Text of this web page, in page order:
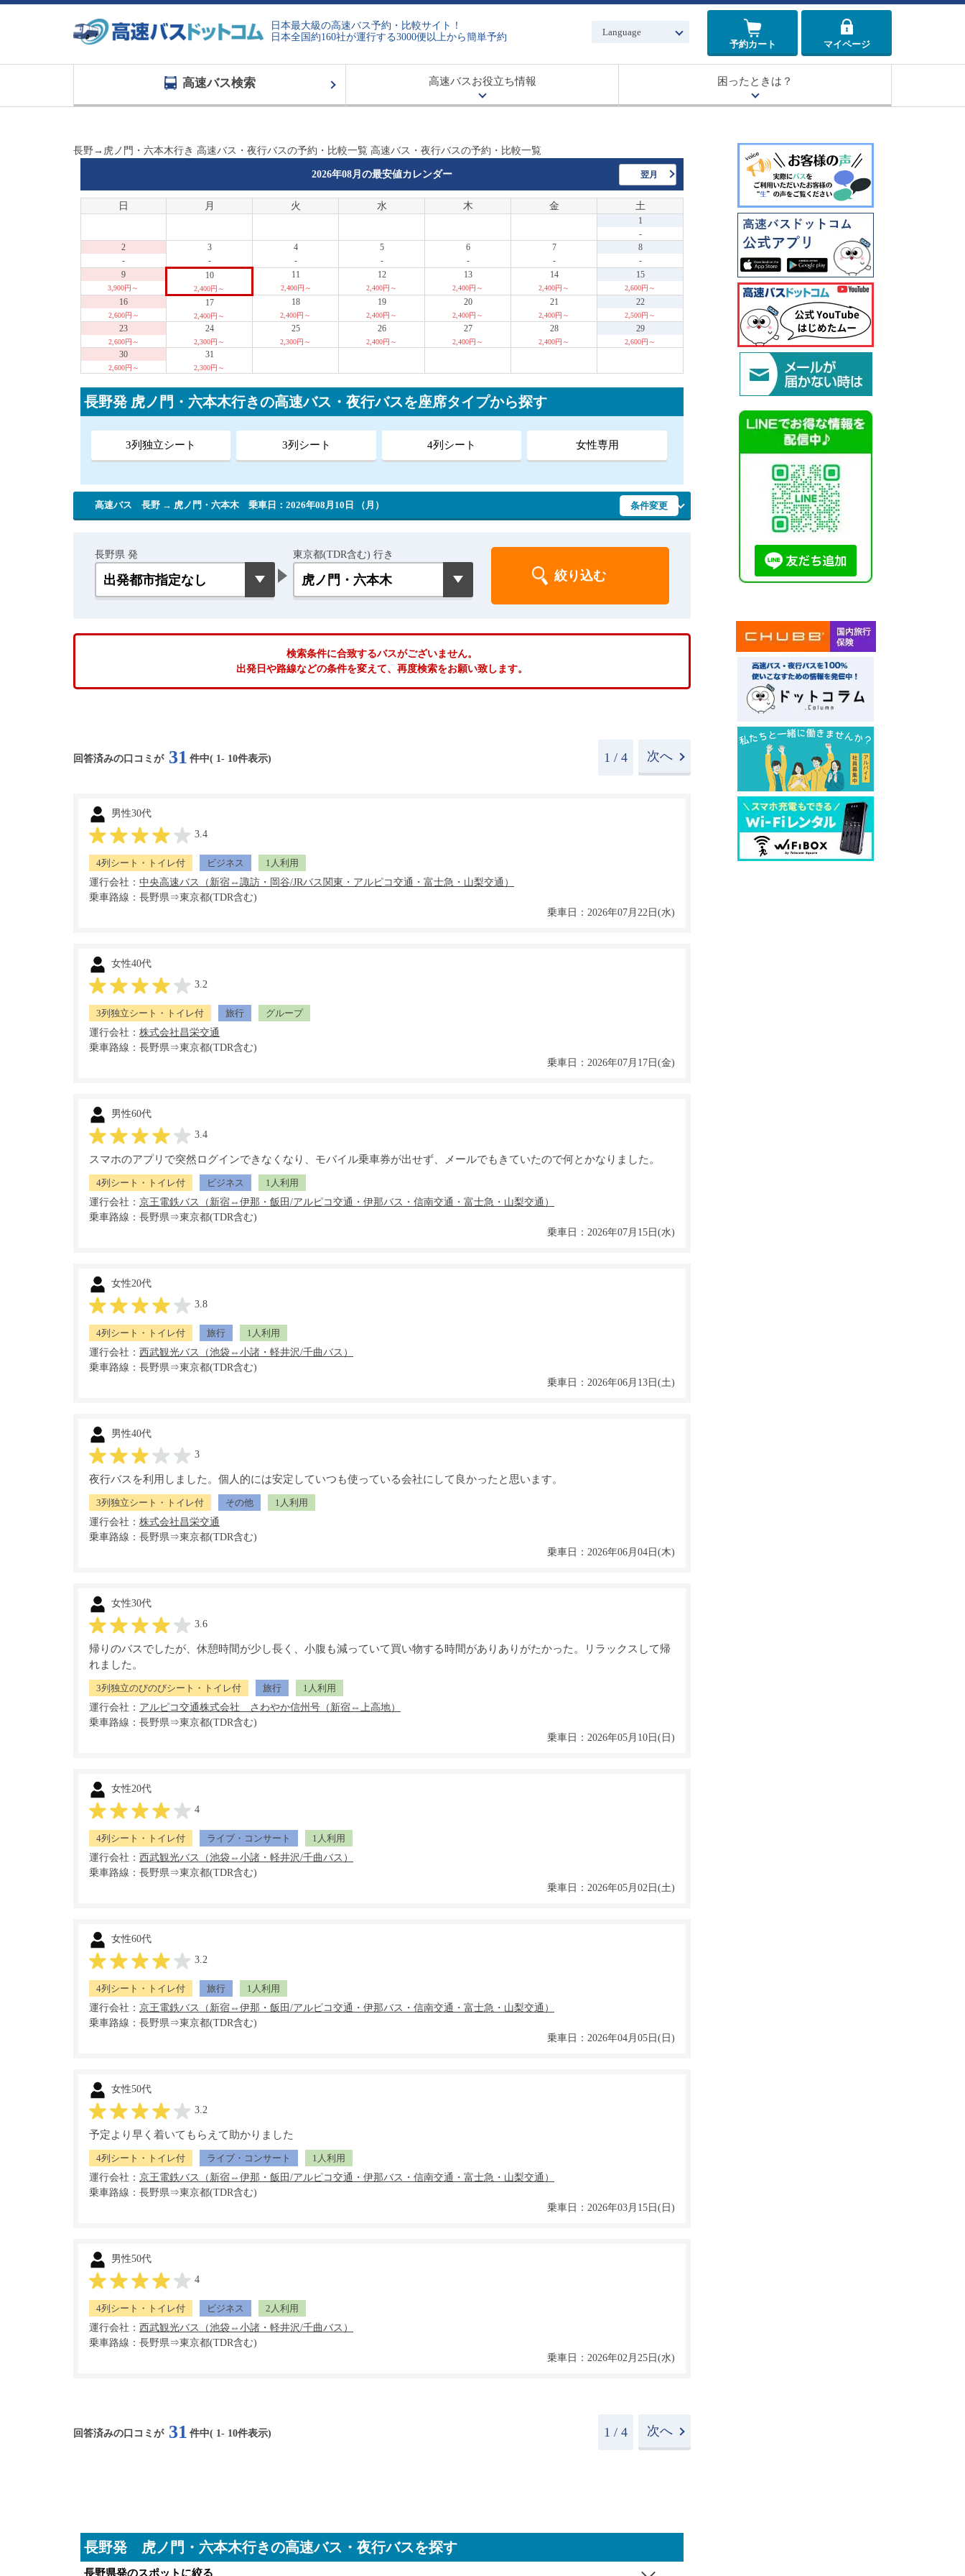
日本最大級の高速バス予約・比較サイト！
日本全国約160社が運行する3000便以上から簡単予約
Language
予約カート
マイページ
高速バス検索 高速バスお役立ち情報 困ったときは？
長野→虎ノ門・六本木行き 高速バス・夜行バスの予約・比較一覧 高速バス・夜行バスの予約・比較一覧
2026年08月の最安値カレンダー 翌月
日 月 火 水 木 金 土
1
-
2
-
3
-
4
-
5
-
6
-
7
-
8
-
9
3,900円～
10
2,400円～
11
2,400円～
12
2,400円～
13
2,400円～
14
2,400円～
15
2,600円～
16
2,600円～
17
2,400円～
18
2,400円～
19
2,400円～
20
2,400円～
21
2,400円～
22
2,500円～
23
2,600円～
24
2,300円～
25
2,300円～
26
2,400円～
27
2,400円～
28
2,400円～
29
2,600円～
30
2,600円～
31
2,300円～
長野発 虎ノ門・六本木行きの高速バス・夜行バスを座席タイプから探す
3列独立シート 3列シート 4列シート 女性専用
高速バス 長野 → 虎ノ門・六本木 乗車日：2026年08月10日 （月） 条件変更
長野県 発 東京都(TDR含む) 行き
検索条件に合致するバスがございません。
出発日や路線などの条件を変えて、再度検索をお願い致します。
回答済みの口コミが 31 件中( 1- 10件表示) 1 / 4 次へ
男性30代
3.4
4列シート・トイレ付 ビジネス
1人利用
運行会社：
乗車路線：長野県⇒東京都(TDR含む)
乗車日：2026年07月22日(水)
女性40代
3.2
3列独立シート・トイレ付 旅行
グループ
運行会社：
乗車路線：長野県⇒東京都(TDR含む)
乗車日：2026年07月17日(金)
男性60代
3.4
スマホのアプリで突然ログインできなくなり、モバイル乗車券が出せず、メールでもきていたので何とかなりました。
4列シート・トイレ付 ビジネス
1人利用
運行会社：
乗車路線：長野県⇒東京都(TDR含む)
乗車日：2026年07月15日(水)
女性20代
3.8
4列シート・トイレ付 旅行
1人利用
運行会社：
乗車路線：長野県⇒東京都(TDR含む)
乗車日：2026年06月13日(土)
男性40代
3
夜行バスを利用しました。個人的には安定していつも使っている会社にして良かったと思います。
3列独立シート・トイレ付 その他
1人利用
運行会社：
乗車路線：長野県⇒東京都(TDR含む)
乗車日：2026年06月04日(木)
女性30代
3.6
帰りのバスでしたが、休憩時間が少し長く、小腹も減っていて買い物する時間がありありがたかった。リラックスして帰
れました。
3列独立のびのびシート・トイレ付 旅行
1人利用
運行会社：
乗車路線：長野県⇒東京都(TDR含む)
乗車日：2026年05月10日(日)
女性20代
4
4列シート・トイレ付 ライブ・コンサート
1人利用
運行会社：
乗車路線：長野県⇒東京都(TDR含む)
乗車日：2026年05月02日(土)
女性60代
3.2
4列シート・トイレ付 旅行
1人利用
運行会社：
乗車路線：長野県⇒東京都(TDR含む)
乗車日：2026年04月05日(日)
女性50代
3.2
予定より早く着いてもらえて助かりました
4列シート・トイレ付 ライブ・コンサート
1人利用
運行会社：
乗車路線：長野県⇒東京都(TDR含む)
乗車日：2026年03月15日(日)
男性50代
4
4列シート・トイレ付 ビジネス
2人利用
運行会社：
乗車路線：長野県⇒東京都(TDR含む)
乗車日：2026年02月25日(水)
回答済みの口コミが 31 件中( 1- 10件表示) 1 / 4 次へ
長野発 虎ノ門・六本木行きの高速バス・夜行バスを探す
長野県発のスポットに絞る